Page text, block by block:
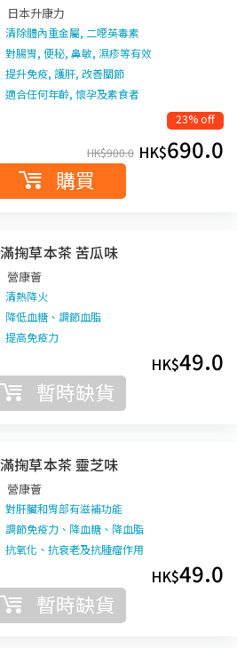
日本升康力
清除體內重金屬, 二噁英毒素
對腸胃, 便秘, 鼻敏, 濕疹等有效
提升免疫, 護肝, 改善關節
適合任何年齡, 懷孕及素食者
23% off
HK$900.0 HK$690.0
購買
掬草本茶 苦瓜味
營康薈
清熱降火
降低血糖、調節血脂
提高免疫力
HK$49.0
暫時缺貨
掬草本茶 靈芝味
營康薈
對肝臟和胃部有滋補功能
調節免疫力、降血糖、降血脂
抗氧化、抗衰老及抗腫瘤作用
HK$49.0
暫時缺貨